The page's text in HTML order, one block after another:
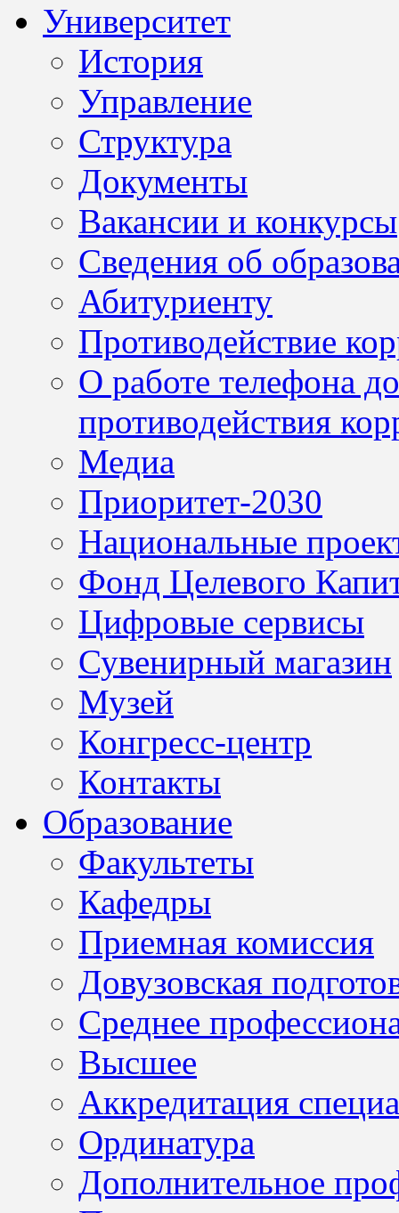
Университет
История
Управление
Структура
Документы
Вакансии и конкурсы
Сведения об
Абитуриенту
Противодействие
О работе телефона
противодействия
Медиа
Приоритет-2030
Национальные
Фонд Целевого
Цифровые сервисы
Сувенирный магазин
Музей
Конгресс-центр
Контакты
Образование
Факультеты
Кафедры
Приемная комиссия
Довузовская
Среднее
Высшее
Аккредитация
Ординатура
Дополнительное